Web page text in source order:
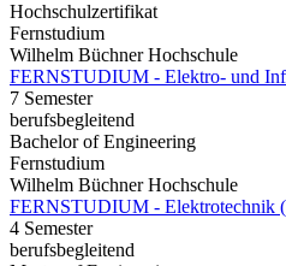
Hochschulzertifikat
Fernstudium
Wilhelm Büchner Hochschule
FERNSTUDIUM - Elektro- und
7 Semester
berufsbegleitend
Bachelor of Engineering
Fernstudium
Wilhelm Büchner Hochschule
FERNSTUDIUM - Elektrotechnik
4 Semester
berufsbegleitend